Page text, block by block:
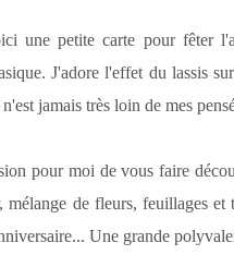
une petite carte pour fêter
J'adore l'effet du lassis
jamais très loin de mes
pour moi de vous faire
mélange de fleurs, feuillages et
Une grande